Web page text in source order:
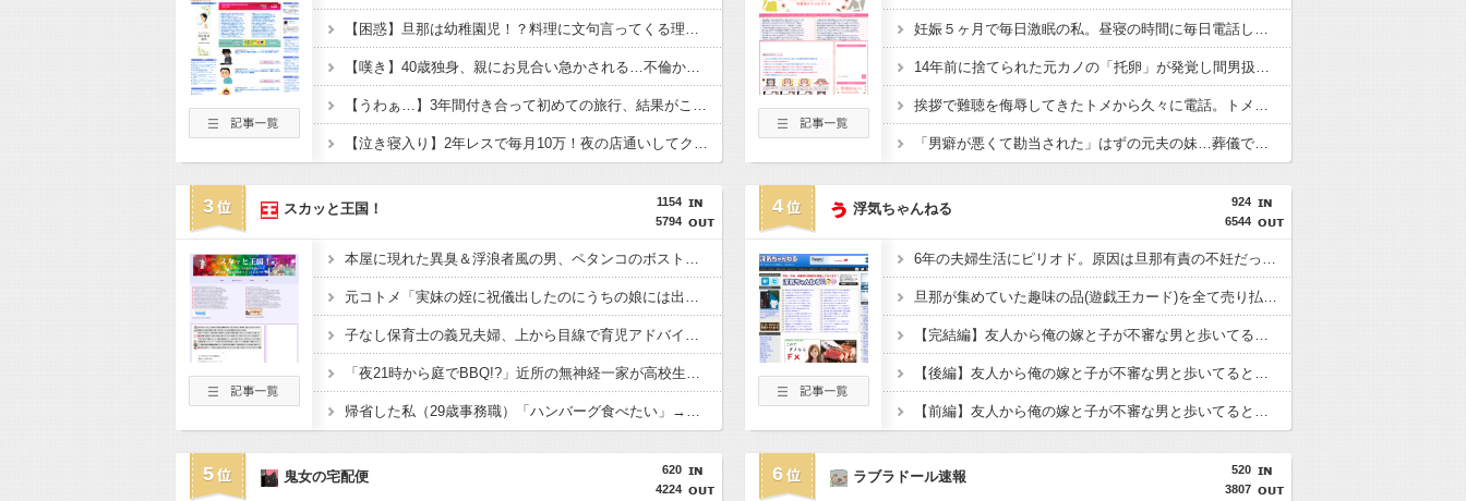
【困惑】旦那は幼稚園児！？料理に文句言ってくる理由が笑えないｗｗｗｗ
【嘆き】40歳独身、親にお見合い急かされる…不倫からの転機はあるか？ｗｗｗｗ
【うわぁ…】3年間付き合って初めての旅行、結果がこれｗｗｗｗ
【泣き寝入り】2年レスで毎月10万！夜の店通いしてクラミジアもらった結果ｗ
妊娠５ヶ月で毎日激眠の私。昼寝の時間に毎日電話してくるトメについにブチギレ「ボケ入ってんのか！」怒鳴ってガチャ切りした結果ｗｗ←妊婦の睡眠を邪魔する奴は容赦しない
14年前に捨てられた元カノの「托卵」が発覚し間男扱いされた。妻の疑いの視線の中、昔捨てずに残していた『〇〇』を持ち出した結果←修理屋のオッサンの技術力とノリが神すぎる
挨拶で難聴を侮辱してきたトメから久々に電話。トメ「私は元気よ！」私「でもお義父さんから…」トメの『痔』に効く温泉を紹介してあげたら大発狂した←お義父さんノリノリで温泉行ってて草
「男癖が悪くて勘当された」はずの元夫の妹…葬儀での奇行と『悲惨な思い込み』から知的障害を疑った私→こっそり病院へ誘導し行政保護させた話
3
1154
5794
スカッと王国！
本屋に現れた異臭＆浮浪者風の男、ペタンコのボストンバッグをパンパンにして無会計で退店！Gメンに確保され「なんで？」と本気で困惑ｗｗｗ
元コトメ「実妹の姪に祝儀出したのにうちの娘には出さないの!?差別だ100万出せ！」→断ったら我が家に侵入して1000万相当の宝飾品を泥＆夫の形見を破壊！
子なし保育士の義兄夫婦、上から目線で育児アドバイスされる日々に限界！「この時期は知育おもちゃが〜」と理想論を語り、義父母も「頼れ頼れ」とウザすぎる・・・
「夜21時から庭でBBQ!?」近所の無神経一家が高校生を集めて大騒ぎ！役所の環境課に勤める父親も放置・・ギャーギャー騒いでるのに何で注意しないの？
帰省した私（29歳事務職）「ハンバーグ食べたい」→オカン「ハンバーグに唐揚げサラダと手作りコーンスープ添えたで！」なぜ実家の母親は子供が30歳になっても「高校生運動部レベルのガッツリ飯」を作ってしまうのか？
4
924
6544
浮気ちゃんねる
6年の夫婦生活にピリオド。原因は旦那有責の不妊だった。不妊が発覚した地点で離婚すればよかった...
旦那が集めていた趣味の品(遊戯王カード)を全て売り払った結果こうなった
【完結編】友人から俺の嫁と子が不審な男と歩いてると聞いた俺。単身赴任先から興信所に相談した結果
【後編】友人から俺の嫁と子が不審な男と歩いてると聞いた俺。単身赴任先から興信所に相談した結果
【前編】友人から俺の嫁と子が不審な男と歩いてると聞いた俺。単身赴任先から興信所に相談した結果
5
620
4224
鬼女の宅配便 6
520
3807
ラブラドール速報